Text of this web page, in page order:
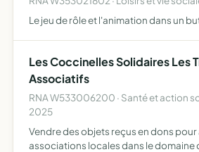
Le jeu de rôle et l'animation dans un
Les Coccinelles Solidaires Les
Associatifs
RNA W533006200 · Santé et action
2025
Vendre des objets reçus en dons pour
associations locales dans le domaine